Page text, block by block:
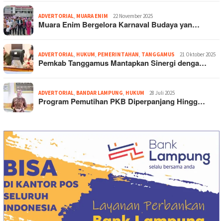
ADVERTORIAL MUARA ENIM 22 November 2025
Muara Enim Bergelora Karnaval Budaya yan…
ADVERTORIAL HUKUM PEMERINTAHAN TANGGAMUS 21 Oktober 2025
Pemkab Tanggamus Mantapkan Sinergi denga…
ADVERTORIAL BANDAR LAMPUNG HUKUM 28 Juli 2025
Program Pemutihan PKB Diperpanjang Hingg…